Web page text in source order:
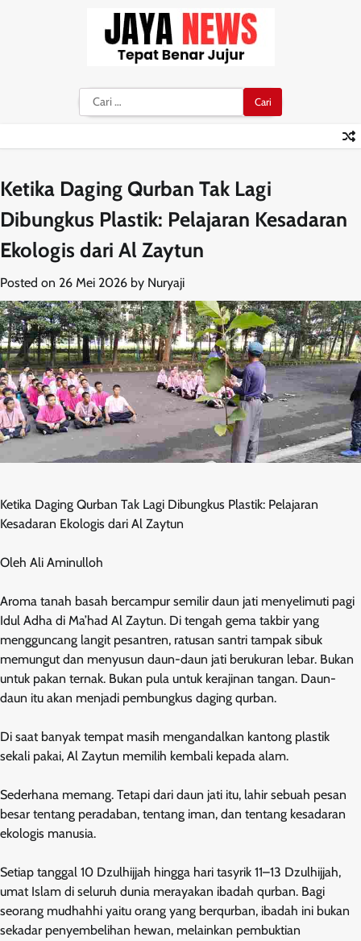
Cari
untuk:
Ketika Daging Qurban Tak Lagi
Dibungkus Plastik: Pelajaran Kesadaran
Ekologis dari Al Zaytun
Posted on 26 Mei 2026 by Nuryaji
Ketika Daging Qurban Tak Lagi Dibungkus Plastik: Pelajaran
Kesadaran Ekologis dari Al Zaytun
Oleh Ali Aminulloh
Aroma tanah basah bercampur semilir daun jati menyelimuti pagi
Idul Adha di Ma’had Al Zaytun. Di tengah gema takbir yang
mengguncang langit pesantren, ratusan santri tampak sibuk
memungut dan menyusun daun-daun jati berukuran lebar. Bukan
untuk pakan ternak. Bukan pula untuk kerajinan tangan. Daun-
daun itu akan menjadi pembungkus daging qurban.
Di saat banyak tempat masih mengandalkan kantong plastik
sekali pakai, Al Zaytun memilih kembali kepada alam.
Sederhana memang. Tetapi dari daun jati itu, lahir sebuah pesan
besar tentang peradaban, tentang iman, dan tentang kesadaran
ekologis manusia.
Setiap tanggal 10 Dzulhijjah hingga hari tasyrik 11–13 Dzulhijjah,
umat Islam di seluruh dunia merayakan ibadah qurban. Bagi
seorang mudhahhi yaitu orang yang berqurban, ibadah ini bukan
sekadar penyembelihan hewan, melainkan pembuktian